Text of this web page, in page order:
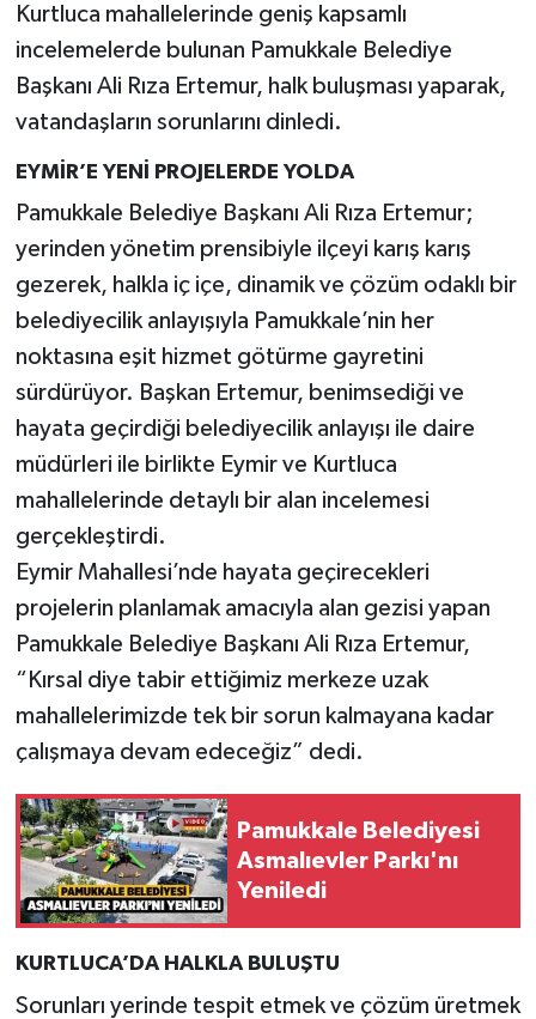
Kurtluca mahallelerinde geniş kapsamlı
incelemelerde bulunan Pamukkale Belediye
Başkanı Ali Rıza Ertemur, halk buluşması yaparak,
vatandaşların sorunlarını dinledi.
EYMİR’E YENİ PROJELERDE YOLDA
Pamukkale Belediye Başkanı Ali Rıza Ertemur;
yerinden yönetim prensibiyle ilçeyi karış karış
gezerek, halkla iç içe, dinamik ve çözüm odaklı bir
belediyecilik anlayışıyla Pamukkale’nin her
noktasına eşit hizmet götürme gayretini
sürdürüyor. Başkan Ertemur, benimsediği ve
hayata geçirdiği belediyecilik anlayışı ile daire
müdürleri ile birlikte Eymir ve Kurtluca
mahallelerinde detaylı bir alan incelemesi
gerçekleştirdi.
Eymir Mahallesi’nde hayata geçirecekleri
projelerin planlamak amacıyla alan gezisi yapan
Pamukkale Belediye Başkanı Ali Rıza Ertemur,
“Kırsal diye tabir ettiğimiz merkeze uzak
mahallelerimizde tek bir sorun kalmayana kadar
çalışmaya devam edeceğiz” dedi.
Pamukkale Belediyesi
Asmalıevler Parkı'nı
Yeniledi
KURTLUCA’DA HALKLA BULUŞTU
Sorunları yerinde tespit etmek ve çözüm üretmek